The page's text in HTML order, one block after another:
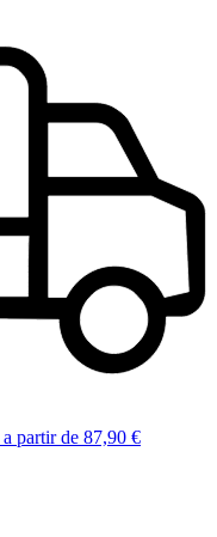
a partir de 87,90 €